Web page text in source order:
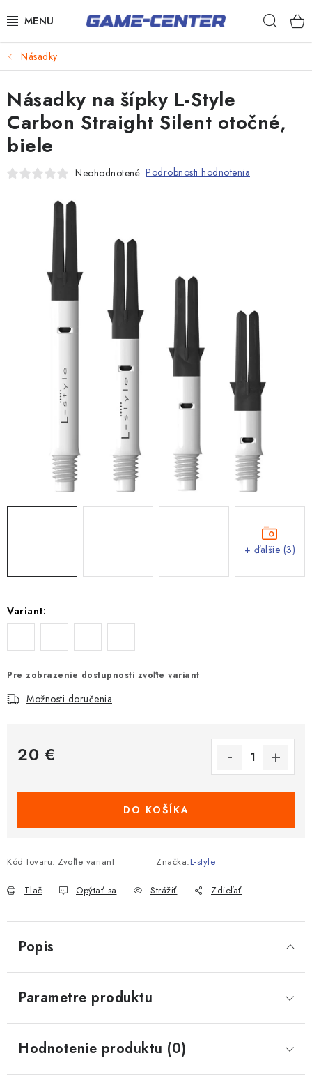
na
Šípky
Poker
Stolný futbal
Akčný tovar
Darčekové poukazy
Násadky
Variant:
Pre zobrazenie dostupnosti zvoľte variant
Možnosti doručenia
20 €
DO KOŠÍKA
Kód tovaru: Zvoľte variant Značka:L-style
Tlač Opýtať sa Strážiť Zdieľať
Násadky na šípky L-Style
Carbon Straight Silent otočné,
biele
Neohodnotené Podrobnosti hodnotenia
+ ďalšie (3)
Popis
Parametre produktu
Hodnotenie produktu (0)